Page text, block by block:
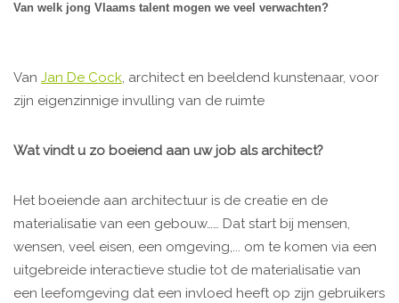
Van welk jong Vlaams talent mogen we veel verwachten?
Van Jan De Cock, architect en beeldend kunstenaar, voor
zijn eigenzinnige invulling van de ruimte
Wat vindt u zo boeiend aan uw job als architect?
Het boeiende aan architectuur is de creatie en de
materialisatie van een gebouw…… Dat start bij mensen,
wensen, veel eisen, een omgeving,... om te komen via een
uitgebreide interactieve studie tot de materialisatie van
een leefomgeving dat een invloed heeft op zijn gebruikers